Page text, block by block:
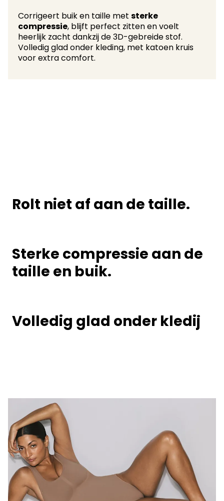
Corrigeert buik en taille met sterke
compressie, blijft perfect zitten en voelt
heerlijk zacht dankzij de 3D-gebreide stof.
Volledig glad onder kleding, met katoen kruis
voor extra comfort.
Rolt niet af aan de taille.
Sterke compressie aan de
taille en buik.
Volledig glad onder kledij